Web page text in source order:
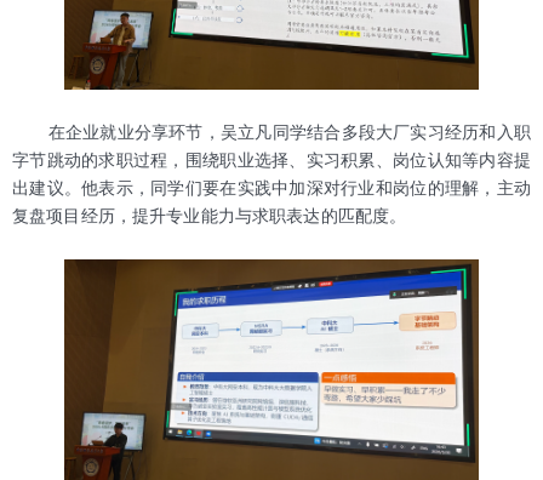
在企业就业分享环节，吴立凡同学结合多段大厂实习经历和入职
字节跳动的求职过程，围绕职业选择、实习积累、岗位认知等内容提
出建议。他表示，同学们要在实践中加深对行业和岗位的理解，主动
复盘项目经历，提升专业能力与求职表达的匹配度。